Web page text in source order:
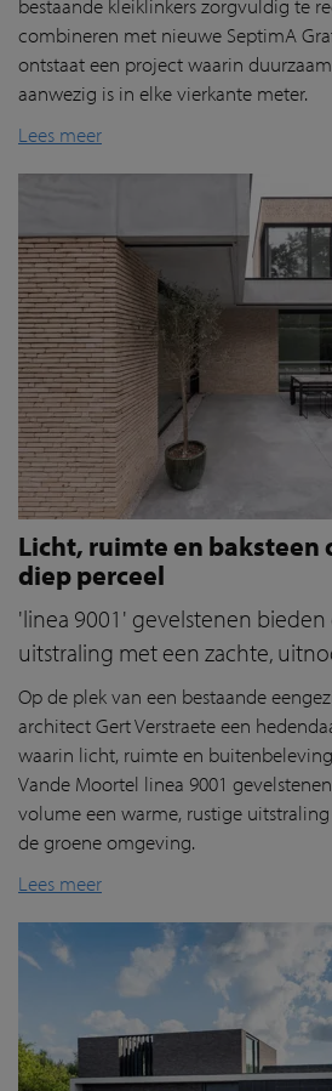
bestaande kleiklinkers zorgvuldig te
combineren met nieuwe SeptimA
ontstaat een project waarin
aanwezig is in elke vierkante meter.
Lees meer
Licht, ruimte en baksteen
diep perceel
'linea 9001' gevelstenen
uitstraling met een zachte,
Op de plek van een bestaande
architect Gert Verstraete een
waarin licht, ruimte en
Vande Moortel linea 9001
volume een warme, rustige
de groene omgeving.
Lees meer